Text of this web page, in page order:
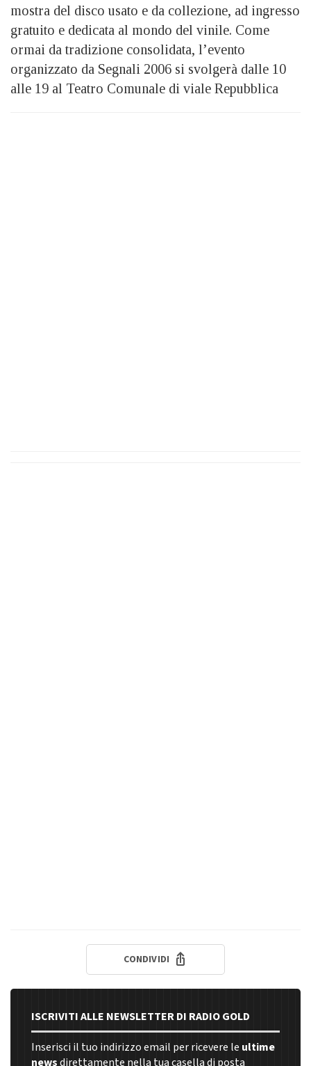
mostra del disco usato e da collezione, ad ingresso
gratuito e dedicata al mondo del vinile. Come
ormai da tradizione consolidata, l’evento
organizzato da Segnali 2006 si svolgerà dalle 10
alle 19 al Teatro Comunale di viale Repubblica
CONDIVIDI
ISCRIVITI ALLE NEWSLETTER DI RADIO GOLD
Inserisci il tuo indirizzo email per ricevere le ultime
newsdirettamente nella tua casella di posta